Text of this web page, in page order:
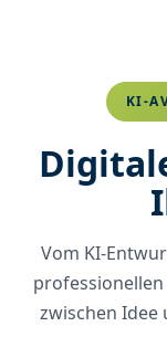
KI-
Vom KI-
professionellen
zwischen